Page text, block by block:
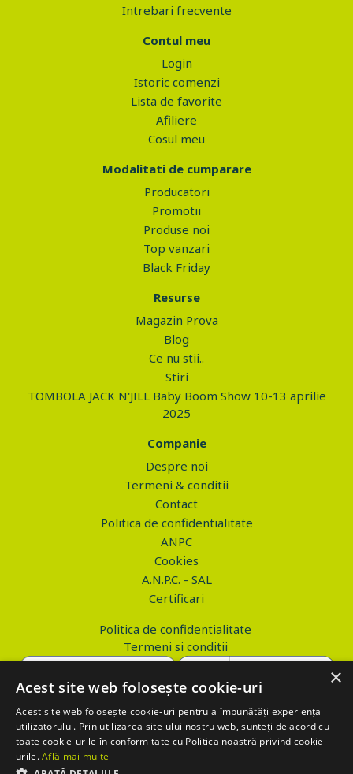
Intrebari frecvente
Contul meu
Login
Istoric comenzi
Lista de favorite
Afiliere
Cosul meu
Modalitati de cumparare
Producatori
Promotii
Produse noi
Top vanzari
Black Friday
Resurse
Magazin Prova
Blog
Ce nu stii..
Stiri
TOMBOLA JACK N'JILL Baby Boom Show 10-13 aprilie
2025
Companie
Despre noi
Termeni & conditii
Contact
Politica de confidentialitate
ANPC
Cookies
A.N.P.C. - SAL
Certificari
Politica de confidentialitate
Termeni si conditii
Copyright © 2026 PROVA.ro
$('.btn_gdpr').click(function() { //alert('test'); var values='';
×
Acest site web folosește cookie-uri
Acest site web folosește cookie-uri pentru a îmbunătăți experiența
utilizatorului. Prin utilizarea site-ului nostru web, sunteți de acord cu
toate cookie-urile în conformitate cu Politica noastră privind cookie-
urile.Află mai multe